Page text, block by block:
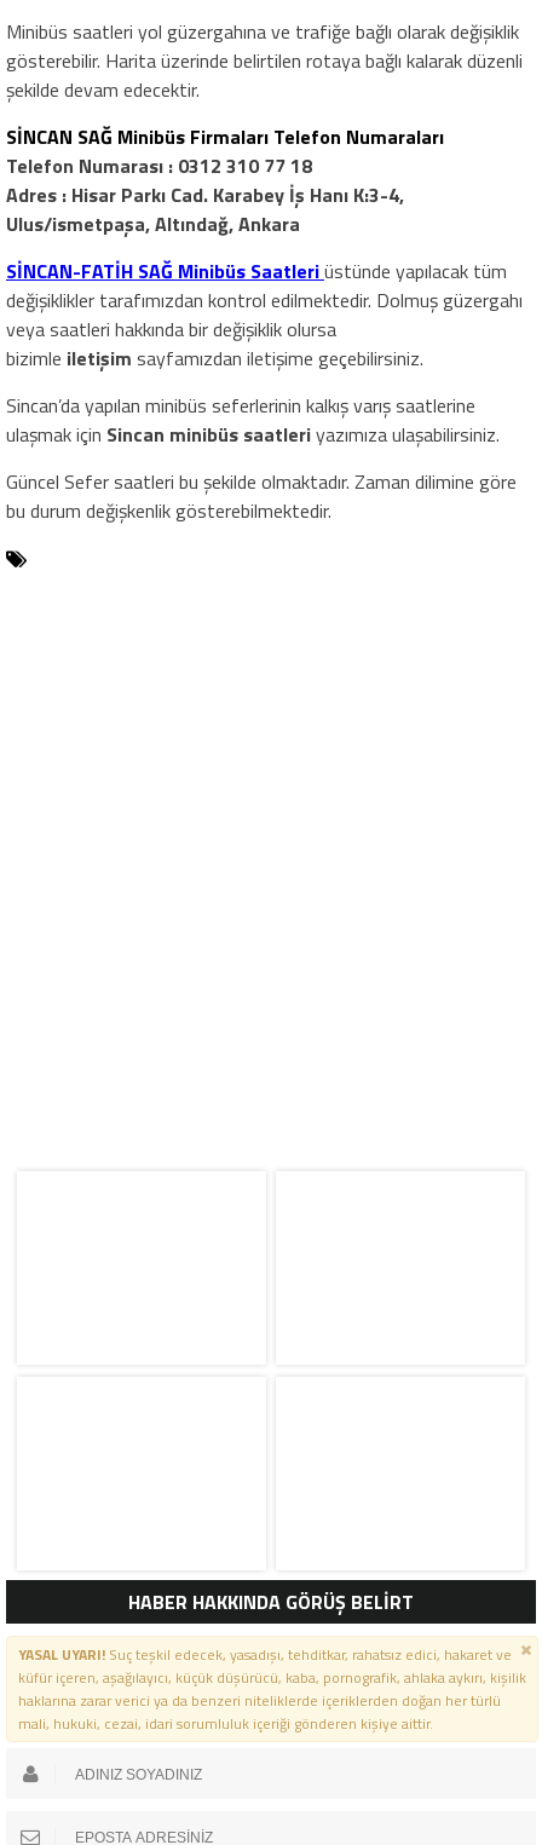
Minibüs saatleri yol güzergahına ve trafiğe bağlı olarak değişiklik
gösterebilir. Harita üzerinde belirtilen rotaya bağlı kalarak düzenli
şekilde devam edecektir.
SİNCAN SAĞ Minibüs Firmaları Telefon Numaraları
Telefon Numarası : 0312 310 77 18
Adres : Hisar Parkı Cad. Karabey İş Hanı K:3-4,
Ulus/ismetpaşa, Altındağ, Ankara
SİNCAN-FATİH SAĞ Minibüs Saatleriüstünde yapılacak tüm
değişiklikler tarafımızdan kontrol edilmektedir. Dolmuş güzergahı
veya saatleri hakkında bir değişiklik olursa
bizimle iletişim sayfamızdan iletişime geçebilirsiniz.
Sincan’da yapılan minibüs seferlerinin kalkış varış saatlerine
ulaşmak için Sincan minibüs saatleriyazımıza ulaşabilirsiniz.
Güncel Sefer saatleri bu şekilde olmaktadır. Zaman dilimine göre
bu durum değişkenlik gösterebilmektedir.
HABER HAKKINDA GÖRÜŞ BELİRT
YASAL UYARI!Suç teşkil edecek, yasadışı, tehditkar, rahatsız edici, hakaret ve
küfür içeren, aşağılayıcı, küçük düşürücü, kaba, pornografik, ahlaka aykırı, kişilik
haklarına zarar verici ya da benzeri niteliklerde içeriklerden doğan her türlü
mali, hukuki, cezai, idari sorumluluk içeriği gönderen kişiye aittir.